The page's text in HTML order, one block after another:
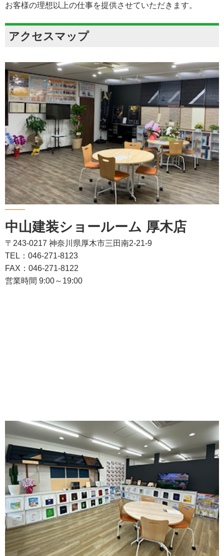
お客様の理想以上の仕事を提供させていただきます。
アクセスマップ
中山建装ショールーム 厚木店
〒243-0217 神奈川県厚木市三田南2-21-9
TEL：046-271-8123
FAX：046-271-8122
営業時間 9:00～19:00